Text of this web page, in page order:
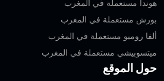
هوندا مستعملة في المغرب
بورش مستعملة في المغرب
ألفا روميو مستعملة في المغرب
ميتسوبيشي مستعملة في المغرب
حول الموقع